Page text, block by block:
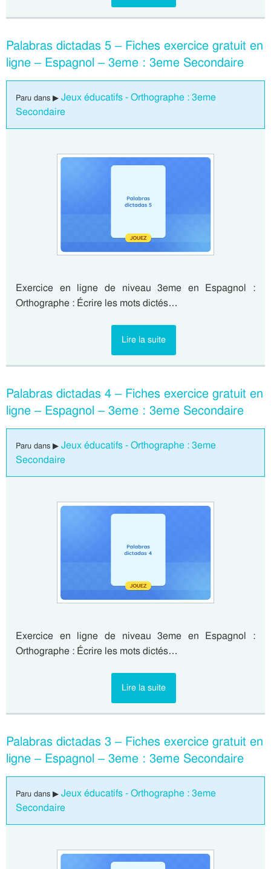
Palabras dictadas 5 – Fiches exercice gratuit en
ligne – Espagnol – 3eme : 3eme Secondaire
Paru dans ▶ Jeux éducatifs - Orthographe : 3eme
Secondaire
Exercice en ligne de niveau 3eme en Espagnol :
Orthographe : Écrire les mots dictés…
Lire la suite
Palabras dictadas 4 – Fiches exercice gratuit en
ligne – Espagnol – 3eme : 3eme Secondaire
Paru dans ▶ Jeux éducatifs - Orthographe : 3eme
Secondaire
Exercice en ligne de niveau 3eme en Espagnol :
Orthographe : Écrire les mots dictés…
Lire la suite
Palabras dictadas 3 – Fiches exercice gratuit en
ligne – Espagnol – 3eme : 3eme Secondaire
Paru dans ▶ Jeux éducatifs - Orthographe : 3eme
Secondaire